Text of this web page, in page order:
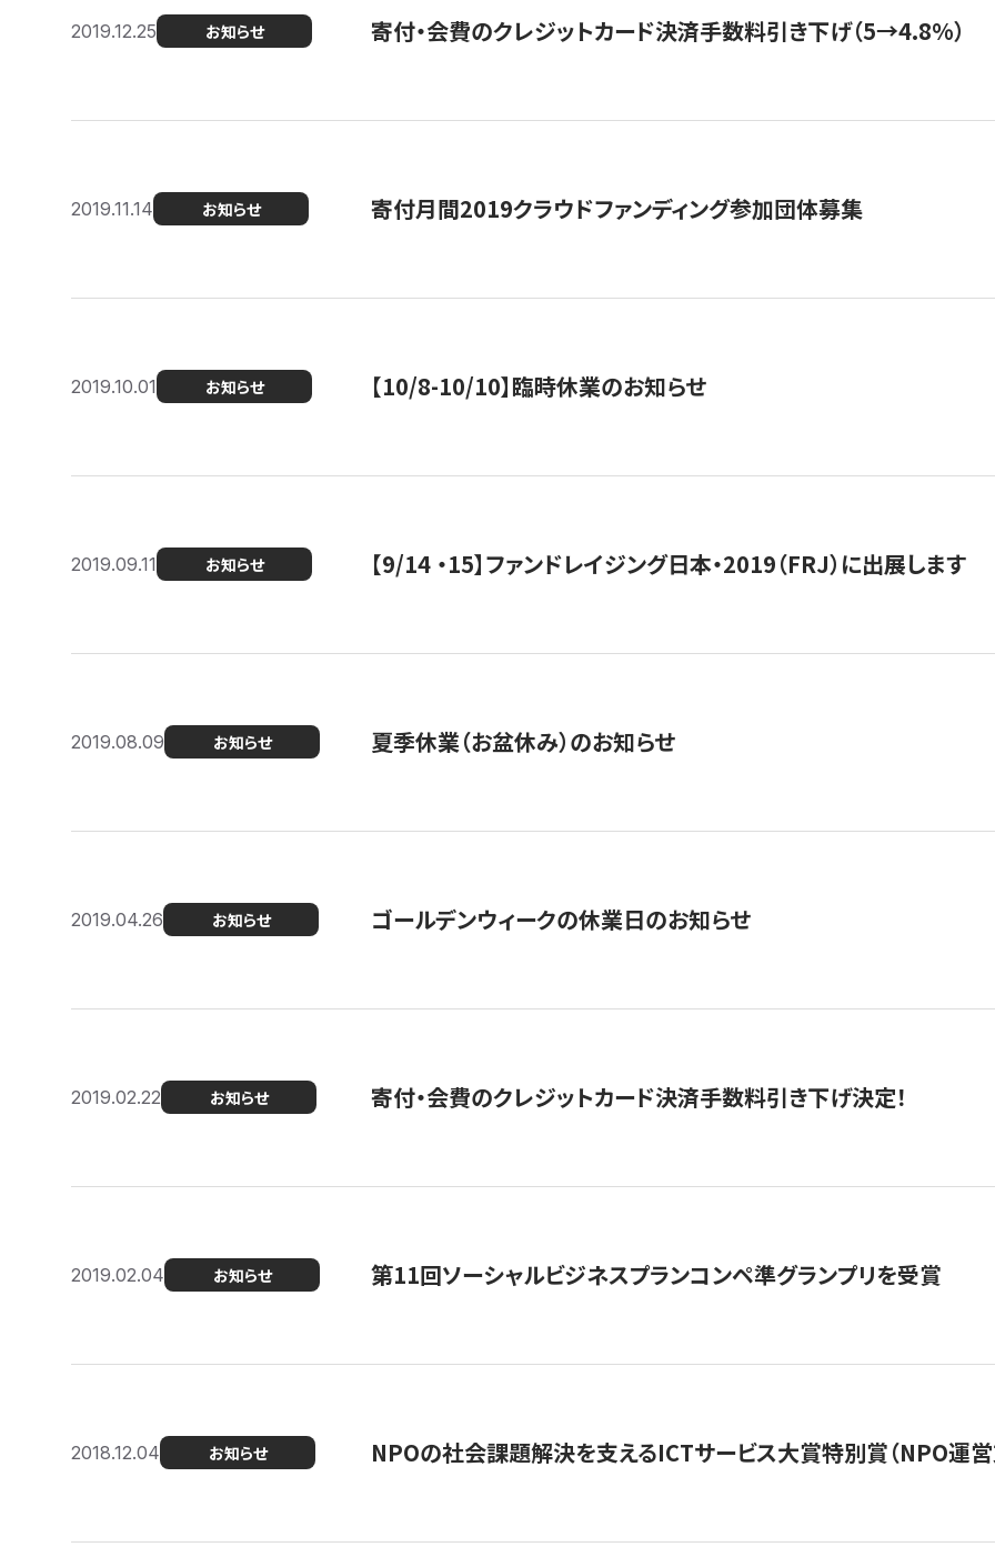
2019.12.25 お知らせ 寄付・会費のクレジットカード決済手数料引き下げ（5→4.8%）
2019.11.14 お知らせ 寄付月間2019クラウドファンディング参加団体募集
2019.10.01 お知らせ 【10/8-10/10】臨時休業のお知らせ
2019.09.11 お知らせ 【9/14 ・15】ファンドレイジング日本・2019（FRJ）に出展します
2019.08.09 お知らせ 夏季休業（お盆休み）のお知らせ
2019.04.26 お知らせ ゴールデンウィークの休業日のお知らせ
2019.02.22 お知らせ 寄付・会費のクレジットカード決済手数料引き下げ決定！
2019.02.04 お知らせ 第11回ソーシャルビジネスプランコンペ準グランプリを受賞
2018.12.04 お知らせ NPOの社会課題解決を支えるICTサービス大賞特別賞（NPO運